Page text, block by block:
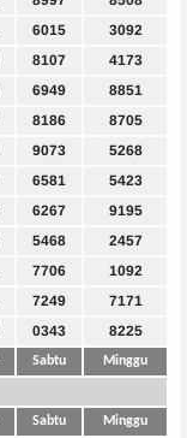
6015
3092
8107
4173
6949
8851
8186
8705
9073
5268
6581
5423
6267
9195
5468
2457
7706
1092
7249
7171
0343 8225
Sabtu Minggu
Sabtu Minggu